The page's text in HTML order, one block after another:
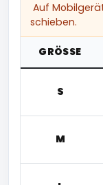
Auf
schieben.
GRÖSSE
S
M